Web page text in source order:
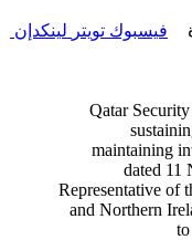
فيسبوك تويتر لينكدإن
Qatar
maintaining
dated 11
Representative of
and Northern